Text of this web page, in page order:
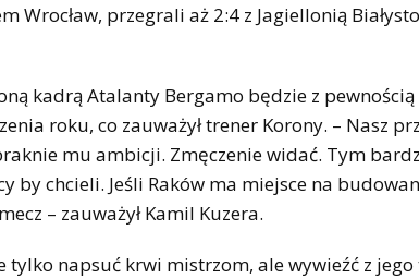
Wrocław, przegrali aż 2:4 z Jagiellonią
kadrą Atalanty Bergamo będzie z
roku, co zauważył trener Korony. – Nasz
mu ambicji. Zmęczenie widać. Tym
by chcieli. Jeśli Raków ma miejsce na
– zauważył Kamil Kuzera.
tylko napsuć krwi mistrzom, ale wywieźć z